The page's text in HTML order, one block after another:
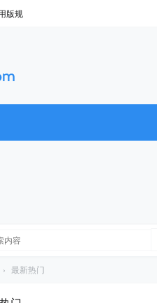
版规
› 最新热门